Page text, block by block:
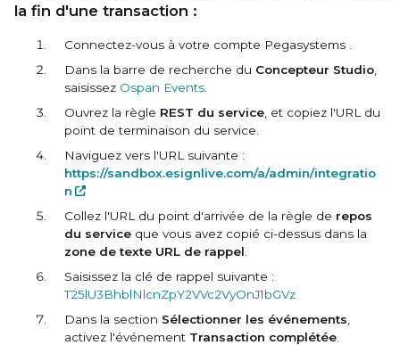
la fin d'une transaction :
Connectez-vous à votre compte Pegasystems
Dans la barre de recherche du Concepteur Studio
saisissez Ospan Events
Ouvrez la règle REST du service , et copiez l'URL du
point de terminaison du service.
Naviguez vers l'URL suivante :
https://sandbox.esignlive.com/a/admin/integratio
n
Collez l'URL du point d'arrivée de la règle de repos
du service que vous avez copié ci-dessus dans la
zone de texte URL de rappel
Saisissez la clé de rappel suivante :
T25lU3BhblNlcnZpY2VVc2VyOnJ1bGVz
Dans la section Sélectionner les événements
activez l'événement Transaction complétée